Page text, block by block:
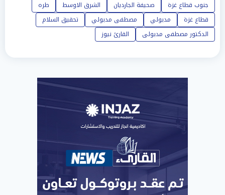
جنوب قطاع غزة
صحيفة الجارديان الشرق الاوسط
طره
قطاع غزة
مدبولي مصطفى مدبولي
تحقيق السلام
الدكتور مصطفى مدبولى
القارئ نيوز